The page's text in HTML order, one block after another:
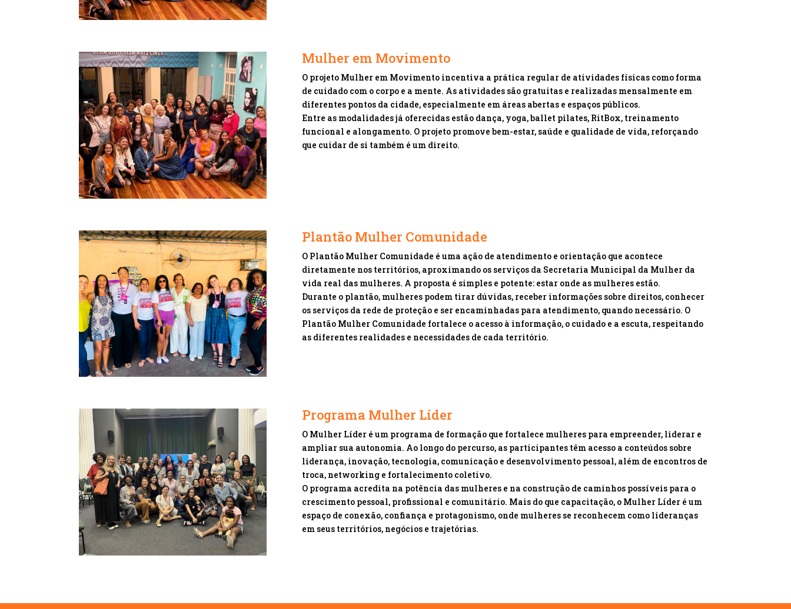
Mulher em Movimento
O projeto Mulher em Movimento incentiva a prática regular de atividades físicas como forma
de cuidado com o corpo e a mente. As atividades são gratuitas e realizadas mensalmente em
diferentes pontos da cidade, especialmente em áreas abertas e espaços públicos.
Entre as modalidades já oferecidas estão dança, yoga, ballet pilates, RitBox, treinamento
funcional e alongamento. O projeto promove bem-estar, saúde e qualidade de vida, reforçando
que cuidar de si também é um direito.
Plantão Mulher Comunidade
O Plantão Mulher Comunidade é uma ação de atendimento e orientação que acontece
diretamente nos territórios, aproximando os serviços da Secretaria Municipal da Mulher da
vida real das mulheres. A proposta é simples e potente: estar onde as mulheres estão.
Durante o plantão, mulheres podem tirar dúvidas, receber informações sobre direitos, conhecer
os serviços da rede de proteção e ser encaminhadas para atendimento, quando necessário. O
Plantão Mulher Comunidade fortalece o acesso à informação, o cuidado e a escuta, respeitando
as diferentes realidades e necessidades de cada território.
Programa Mulher Líder
O Mulher Líder é um programa de formação que fortalece mulheres para empreender, liderar e
ampliar sua autonomia. Ao longo do percurso, as participantes têm acesso a conteúdos sobre
liderança, inovação, tecnologia, comunicação e desenvolvimento pessoal, além de encontros de
troca, networking e fortalecimento coletivo.
O programa acredita na potência das mulheres e na construção de caminhos possíveis para o
crescimento pessoal, profissional e comunitário. Mais do que capacitação, o Mulher Líder é um
espaço de conexão, confiança e protagonismo, onde mulheres se reconhecem como lideranças
em seus territórios, negócios e trajetórias.